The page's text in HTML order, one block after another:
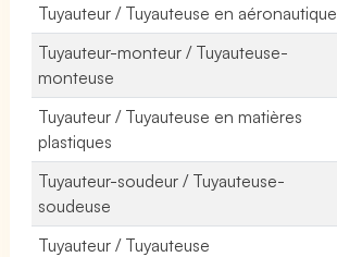
Tuyauteur / Tuyauteuse en aéronautique
Tuyauteur-monteur / Tuyauteuse-
monteuse
Tuyauteur / Tuyauteuse en matières
plastiques
Tuyauteur-soudeur / Tuyauteuse-
soudeuse
Tuyauteur / Tuyauteuse